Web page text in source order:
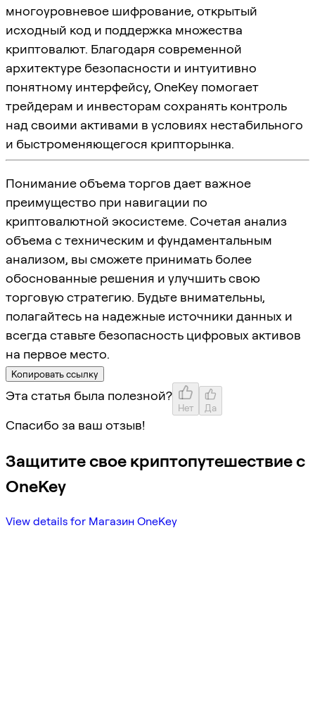
многоуровневое шифрование, открытый
исходный код и поддержка множества
криптовалют. Благодаря современной
архитектуре безопасности и интуитивно
понятному интерфейсу, OneKey помогает
трейдерам и инвесторам сохранять контроль
над своими активами в условиях нестабильного
и быстроменяющегося крипторынка.
Понимание объема торгов дает важное
преимущество при навигации по
криптовалютной экосистеме. Сочетая анализ
объема с техническим и фундаментальным
анализом, вы сможете принимать более
обоснованные решения и улучшить свою
торговую стратегию. Будьте внимательны,
полагайтесь на надежные источники данных и
всегда ставьте безопасность цифровых активов
на первое место.
Копировать ссылку
Эта статья была полезной?
Нет Да
Спасибо за ваш отзыв!
Защитите свое криптопутешествие с
OneKey
View details for Магазин OneKey